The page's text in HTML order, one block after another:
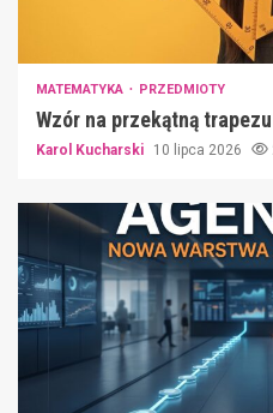
MATEMATYKA PRZEDMIOTY
Wzór na przekątną
Karol Kucharski 10 lipca 2026